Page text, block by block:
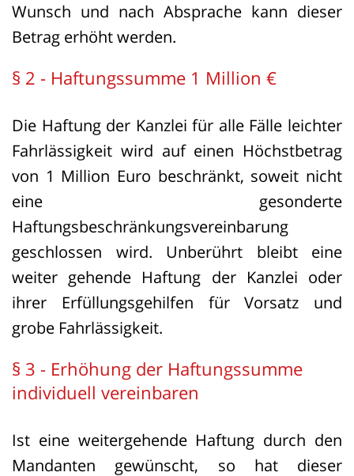
Wunsch und nach Absprache kann dieser
Betrag erhöht werden.
§ 2 - Haftungssumme 1 Million €
Die Haftung der Kanzlei für alle Fälle leichter
Fahrlässigkeit wird auf einen Höchstbetrag
von 1 Million Euro beschränkt, soweit nicht
eine gesonderte
Haftungsbeschränkungsvereinbarung
geschlossen wird. Unberührt bleibt eine
weiter gehende Haftung der Kanzlei oder
ihrer Erfüllungsgehilfen für Vorsatz und
grobe Fahrlässigkeit.
§ 3 - Erhöhung der Haftungssumme
individuell vereinbaren
Ist eine weitergehende Haftung durch den
Mandanten gewünscht, so hat dieser